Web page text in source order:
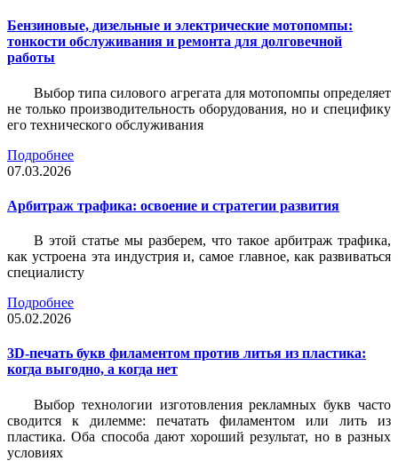
Бензиновые, дизельные и электрические мотопомпы:
тонкости обслуживания и ремонта для долговечной
работы
Выбор типа силового агрегата для мотопомпы определяет
не только производительность оборудования, но и специфику
его технического обслуживания
Подробнее
07.03.2026
Арбитраж трафика: освоение и стратегии развития
В этой статье мы разберем, что такое арбитраж трафика,
как устроена эта индустрия и, самое главное, как развиваться
специалисту
Подробнее
05.02.2026
3D-печать букв филаментом против литья из пластика:
когда выгодно, а когда нет
Выбор технологии изготовления рекламных букв часто
сводится к дилемме: печатать филаментом или лить из
пластика. Оба способа дают хороший результат, но в разных
условиях